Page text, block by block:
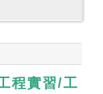
程實習/工